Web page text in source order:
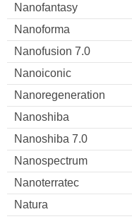
Nanofantasy
Nanoforma
Nanofusion 7.0
Nanoiconic
Nanoregeneration
Nanoshiba
Nanoshiba 7.0
Nanospectrum
Nanoterratec
Natura